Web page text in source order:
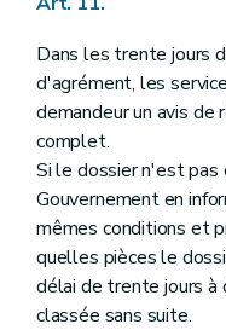
Dans les trente jours
d'agrément, les
demandeur un avis de
complet.
Si le dossier n'est
Gouvernement en
mêmes conditions et
quelles pièces le
délai de trente jours à
classée sans suite.